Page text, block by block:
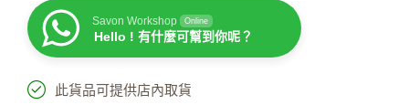
Savon Workshop Online
Hello ! 有什麼可幫到你呢？
此貨品可提供店內取貨